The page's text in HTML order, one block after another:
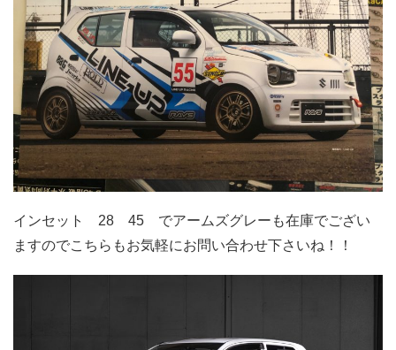
インセット 28 45 でアームズグレーも在庫でござい
ますのでこちらもお気軽にお問い合わせ下さいね！！